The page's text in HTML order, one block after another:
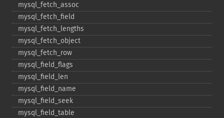
mysql_​fetch_​assoc
mysql_​fetch_​field
mysql_​fetch_​lengths
mysql_​fetch_​object
mysql_​fetch_​row
mysql_​field_​flags
mysql_​field_​len
mysql_​field_​name
mysql_​field_​seek
mysql_​field_​table